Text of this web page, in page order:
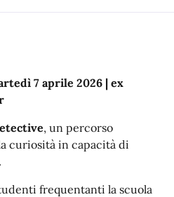
7 aprile 2026 | ex
, un percorso
curiosità in capacità di
frequentanti la scuola